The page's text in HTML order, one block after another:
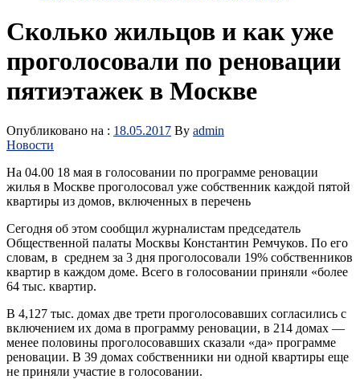
Сколько жильцов и как уже
проголосовали по реновации
пятиэтажек в Москве
Опубликовано на : 18.05.2017 By admin
Новости
На 04.00 18 мая в голосовании по программе реновации
жилья в Москве проголосовал уже собственник каждой пятой
квартиры из домов, включенных в перечень
Сегодня об этом сообщил журналистам председатель
Общественной палаты Москвы Константин Ремчуков. По его
словам, в среднем за 3 дня проголосовали 19% собственников
квартир в каждом доме. Всего в голосовании приняли «более
64 тыс. квартир.
В 4,127 тыс. домах две трети проголосовавших согласились с
включением их дома в программу реновации, в 214 домах —
менее половины проголосовавших сказали «да» программе
реновации. В 39 домах собственники ни одной квартиры еще
не приняли участие в голосовании.